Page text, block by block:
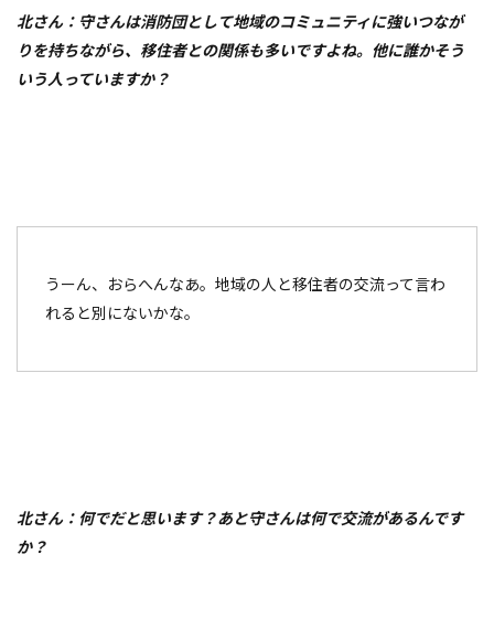
北さん：守さんは消防団として地域のコミュニティに強いつなが
りを持ちながら、移住者との関係も多いですよね。他に誰かそう
いう人っていますか？
うーん、おらへんなあ。地域の人と移住者の交流って言わ
れると別にないかな。
北さん：何でだと思います？あと守さんは何で交流があるんです
か？